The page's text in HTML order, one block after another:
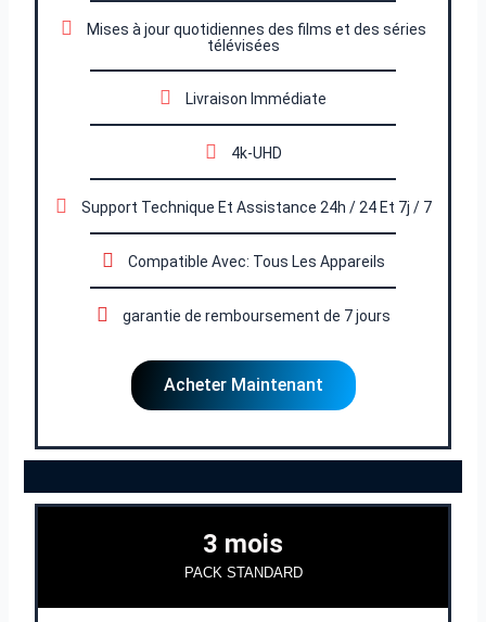
Mises à jour quotidiennes des films et des séries
télévisées
Livraison Immédiate
4k-UHD
Support Technique Et Assistance 24h / 24 Et 7j / 7
Compatible Avec: Tous Les Appareils
garantie de remboursement de 7 jours
Acheter Maintenant
3 mois
PACK STANDARD